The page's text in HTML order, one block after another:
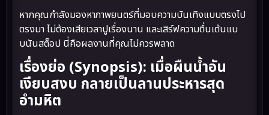
หากคุณกำลังมองหาภาพยนตร์ที่มอบความบันเทิงแบบตรงไป
ตรงมา ไม่ต้องเสียเวลาปูเรื่องนาน และเสิร์ฟความตื่นเต้นแบ
บนันสต็อป นี่คือผลงานที่คุณไม่ควรพลาด
เรื่องย่อ (Synopsis): เมื่อผืนน้ำอัน
เงียบสงบ กลายเป็นลานประหารสุด
อำมหิต